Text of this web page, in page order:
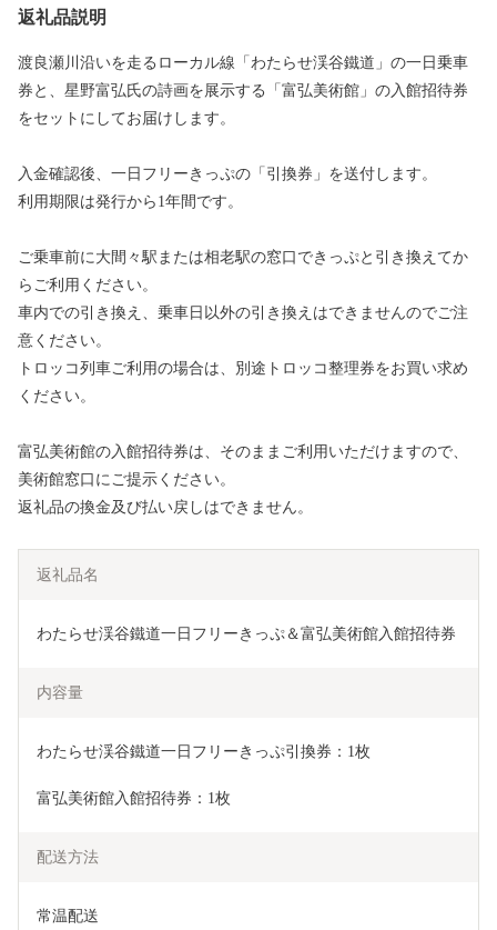
返礼品説明
渡良瀬川沿いを走るローカル線「わたらせ渓谷鐵道」の一日乗車
券と、星野富弘氏の詩画を展示する「富弘美術館」の入館招待券
をセットにしてお届けします。
入金確認後、一日フリーきっぷの「引換券」を送付します。
利用期限は発行から1年間です。
ご乗車前に大間々駅または相老駅の窓口できっぷと引き換えてか
らご利用ください。
車内での引き換え、乗車日以外の引き換えはできませんのでご注
意ください。
トロッコ列車ご利用の場合は、別途トロッコ整理券をお買い求め
ください。
富弘美術館の入館招待券は、そのままご利用いただけますので、
美術館窓口にご提示ください。
返礼品の換金及び払い戻しはできません。
返礼品名
わたらせ渓谷鐵道一日フリーきっぷ＆富弘美術館入館招待券
内容量
わたらせ渓谷鐵道一日フリーきっぷ引換券：1枚
富弘美術館入館招待券：1枚
配送方法
常温配送